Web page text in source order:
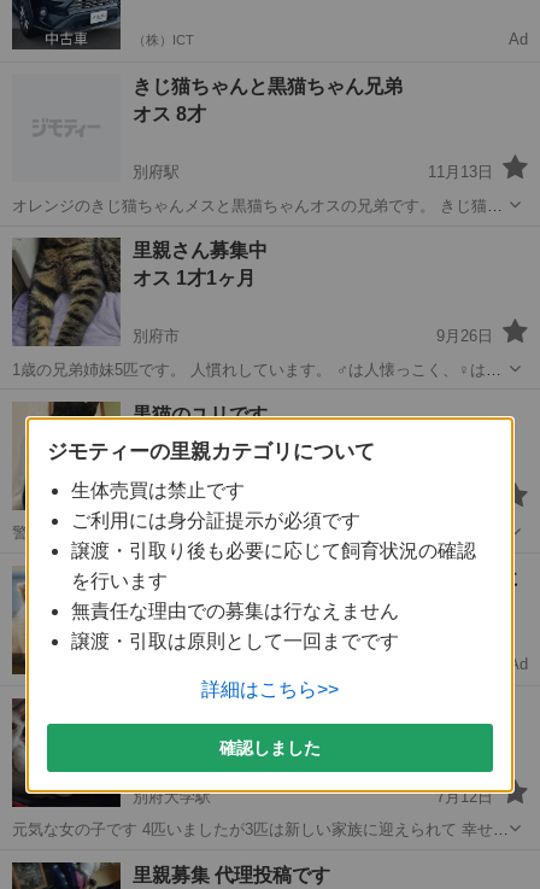
（株）ICT Ad
きじ猫ちゃんと黒猫ちゃん兄弟
オス 8才
別府駅
11月13日
オレンジのきじ猫ちゃんメスと黒猫ちゃんオスの兄弟です。 きじ猫ち
れば兄弟で引き取って頂けるとありがたいです。 大きな病気もなく、
健康です。
大分 別府市 別府駅 猫
里親さん募集中
オス 1才1ヶ月
別府市
9月26日
1歳の兄弟姉妹5匹です。 人慣れしています。 ♂は人懐っこく、♀はち
真無し)ミケ♀ 皆、健康です。 ノミダニ駆除済み。 去勢、避妊手術の
費用1部負...
大分 別府市 募集中
黒猫のユリです
メス 2才10ヶ月
別府大学駅
警戒心が少し強いですが慣れると甘えん坊です おねしょをします。恐
く多頭飼いのストレスで自分だけを可愛がって貰えないからだと思い
ます。柔らかいとこを掘る仕草をするのですぐ分かります。少し下痢
気味です。たまに吐きます 私は飼...
大分 別府市 別府大学駅 猫 黒猫
【多頭割引】ジモティーで家族が増えた方に
月々780円～ ※猫0歳の場合
Ad
メス 4ヶ月
別府大学駅
7月12日
元気な女の子です 4匹いましたが3匹は新しい家族に迎えられて 幸せに
くださる方 3月に産まれました 県内であればご自宅まで連れていくこ
大分 別府市 別府大学駅 猫
里親募集 代理投稿です
ジモティーの里親カテゴリについて
生体売買は禁止です
ご利用には身分証提示が必須です
譲渡・引取り後も必要に応じて飼育状況の確認
を行います
無責任な理由での募集は行なえません
譲渡・引取は原則として一回までです
詳細はこちら>>
確認しました